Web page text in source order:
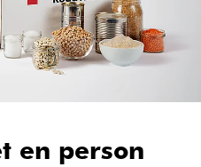
en person